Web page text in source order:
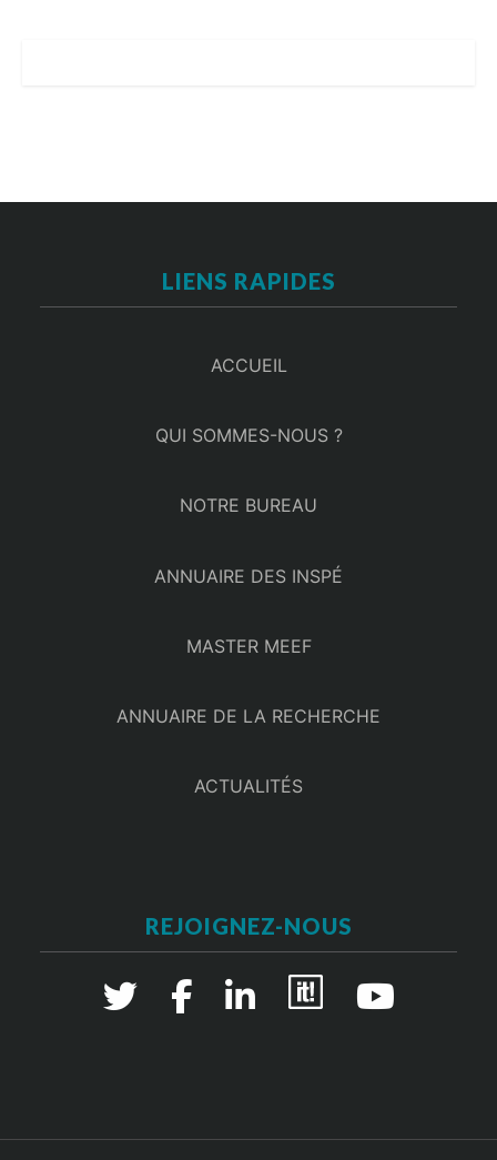
LIENS RAPIDES
ACCUEIL
QUI SOMMES-NOUS ?
NOTRE BUREAU
ANNUAIRE DES INSPÉ
MASTER MEEF
ANNUAIRE DE LA RECHERCHE
ACTUALITÉS
REJOIGNEZ-NOUS